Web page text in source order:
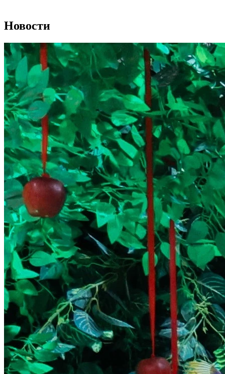
Новости